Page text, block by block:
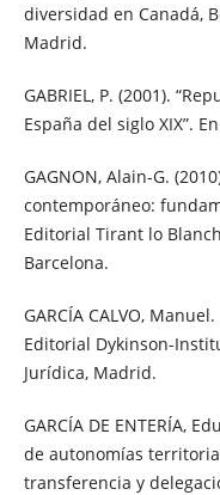
diversidad en Canadá,
Madrid.
GABRIEL, P. (2001).
España del siglo XIX”.
GAGNON, Alain-G.
contemporáneo:
Editorial Tirant lo
Barcelona.
GARCÍA CALVO,
Editorial Dykinson-
Jurídica, Madrid.
GARCÍA DE ENTERÍA,
de autonomías
transferencia y